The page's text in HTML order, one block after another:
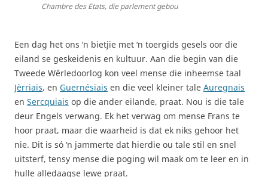
Chambre des Etats, die parlement gebou
Een dag het ons ‘n bietjie met ‘n toergids gesels oor die
eiland se geskeidenis en kultuur. Aan die begin van die
Tweede Wêrledoorlog kon veel mense die inheemse taal
Jèrriais, en Guernésiais en die veel kleiner tale Auregnais
en Sercquiais op die ander eilande, praat. Nou is die tale
deur Engels verwang. Ek het verwag om mense Frans te
hoor praat, maar die waarheid is dat ek niks gehoor het
nie. Dit is só ‘n jammerte dat hierdie ou tale stil en snel
uitsterf, tensy mense die poging wil maak om te leer en in
hulle alledaagse lewe praat.